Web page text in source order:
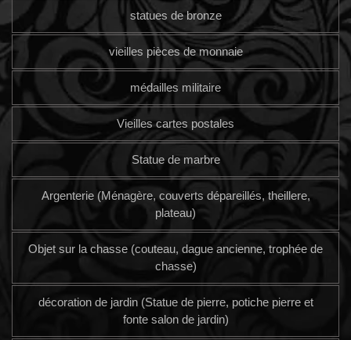
statues de bronze
vieilles pièces de monnaie
médailles militaire
Vieilles cartes postales
Statue de marbre
Argenterie (Ménagère, couverts dépareillés, theillere,
plateau)
Objet sur la chasse (couteau, dague ancienne, trophée de
chasse)
décoration de jardin (Statue de pierre, potiche pierre et
fonte salon de jardin)